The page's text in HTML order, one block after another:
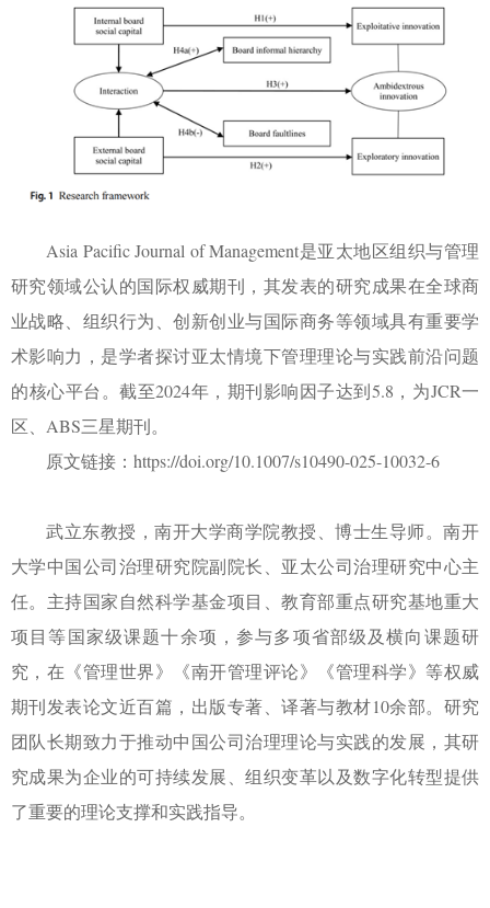
Asia Pacific Journal of Management是亚太地区组织与管理
研究领域公认的国际权威期刊，其发表的研究成果在全球商
业战略、组织行为、创新创业与国际商务等领域具有重要学
术影响力，是学者探讨亚太情境下管理理论与实践前沿问题
的核心平台。截至2024年，期刊影响因子达到5.8 ，为JCR一
区、 ABS三星期刊。
原文链接： https://doi.org/10.1007/s10490-025-10032-6
武立东教授，南开大学商学院教授、博士生导师。南开
大学中国公司治理研究院副院长、亚太公司治理研究中心主
任。主持国家自然科学基金项目、教育部重点研究基地重大
项目等国家级课题十余项，参与多项省部级及横向课题研
究，在《管理世界》《南开管理评论》《管理科学》等权威
期刊发表论文近百篇，出版专著、译著与教材10余部。研究
团队长期致力于推动中国公司治理理论与实践的发展，其研
究成果为企业的可持续发展、组织变革以及数字化转型提供
了重要的理论支撑和实践指导。